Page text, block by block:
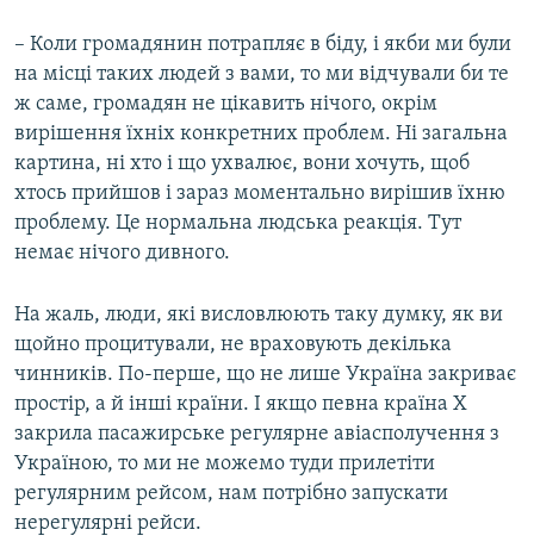
– Коли громадянин потрапляє в біду, і якби ми були
на місці таких людей з вами, то ми відчували би те
ж саме, громадян не цікавить нічого, окрім
вирішення їхніх конкретних проблем. Ні загальна
картина, ні хто і що ухвалює, вони хочуть, щоб
хтось прийшов і зараз моментально вирішив їхню
проблему. Це нормальна людська реакція. Тут
немає нічого дивного.
На жаль, люди, які висловлюють таку думку, як ви
щойно процитували, не враховують декілька
чинників. По-перше, що не лише Україна закриває
простір, а й інші країни. І якщо певна країна Х
закрила пасажирське регулярне авіасполучення з
Україною, то ми не можемо туди прилетіти
регулярним рейсом, нам потрібно запускати
нерегулярні рейси.